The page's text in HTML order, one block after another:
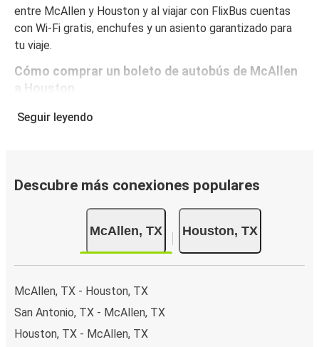
entre McAllen y Houston y al viajar con FlixBus cuentas
con Wi-Fi gratis, enchufes y un asiento garantizado para
tu viaje.
Cómo comprar un boleto de autobús de McAllen
a Houston
Reservar un boleto con FlixBus es muy fácil: en este sitio
formas de pago en línea seguras, como tarjeta de crédito,
Seguir leyendo
Descubre más conexiones populares
McAllen, TX Houston, TX
McAllen, TX - Houston, TX
San Antonio, TX - McAllen, TX
Houston, TX - McAllen, TX